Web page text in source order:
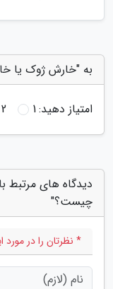
به "خارش ژوک یا
امتیاز دهید:1
2
دیدگاه های مرتبط
چیست؟"
* نظرتان را در مورد